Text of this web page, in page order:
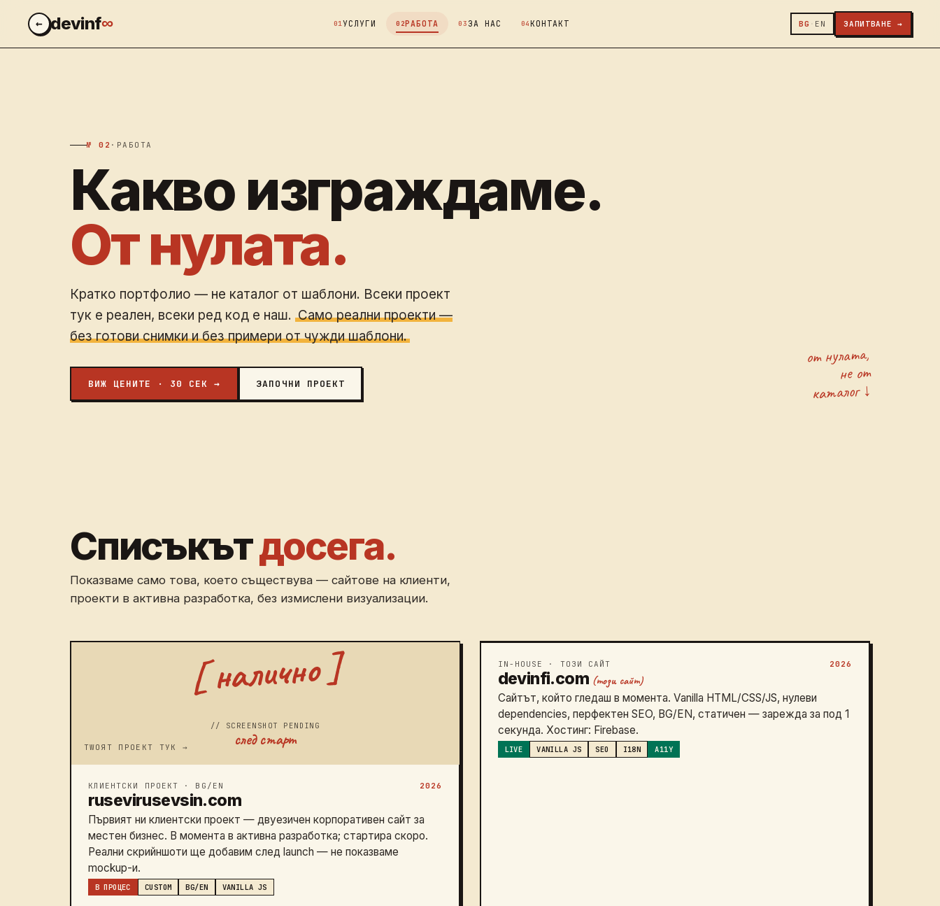
← devinf∞ УСЛУГИ РАБОТА ЗА НАС КОНТАКТ BG · EN ЗАПИТВАНЕ →
№ 02 · РАБОТА
Какво изграждаме.
От нулата.
Кратко портфолио — не каталог от шаблони. Всеки проект
тук е реален, всеки ред код е наш. Само реални проекти —
без готови снимки и без примери от чужди шаблони.
ВИЖ ЦЕНИТЕ · 30 СЕК → ЗАПОЧНИ ПРОЕКТ
от нулата,
не от
каталог ↓
Списъкътдосега.
Показваме само това, което съществува — сайтове на клиенти,
проекти в активна разработка, без измислени визуализации.
// SCREENSHOT PENDING
след старт
КЛИЕНТСКИ ПРОЕКТ · BG/EN 2026
rusevirusevsin.com
Първият ни клиентски проект — двуезичен корпоративен сайт за
местен бизнес. В момента в активна разработка; стартира скоро.
Реални скрийншоти ще добавим след launch — не показваме
mockup-и.
В ПРОЦЕС CUSTOM BG/EN VANILLA JS
IN-HOUSE · ТОЗИ САЙТ 2026
devinfi.com (този сайт)
Сайтът, който гледаш в момента. Vanilla HTML/CSS/JS, нулеви
dependencies, перфектен SEO, BG/EN, статичен — зарежда за под 1
секунда. Хостинг: Firebase.
LIVE VANILLA JS SEO I18N A11Y